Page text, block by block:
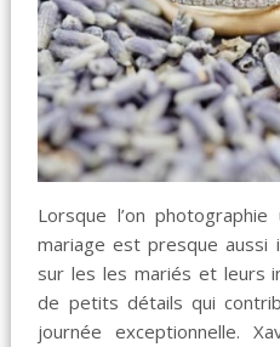
Lorsque l’on
mariage est presque aussi
sur les les mariés et leurs
de petits détails qui
journée exceptionnelle.